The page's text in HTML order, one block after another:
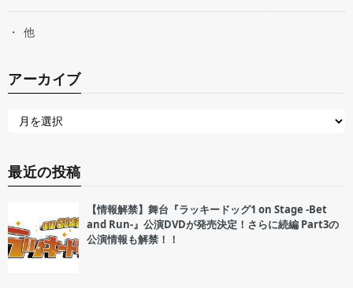
他
アーカイブ
最近の投稿
【情報解禁】舞台『ラッキードッグ1 on Stage -Bet
and Run-』公演DVDが発売決定！さらに続編 Part3の
公演情報も解禁！！